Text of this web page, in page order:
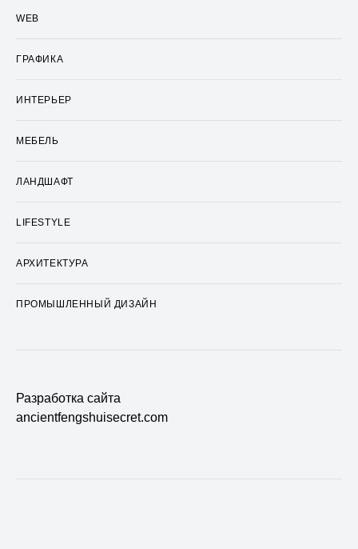
WEB
ГРАФИКА
ИНТЕРЬЕР
МЕБЕЛЬ
ЛАНДШАФТ
LIFESTYLE
АРХИТЕКТУРА
ПРОМЫШЛЕННЫЙ ДИЗАЙН
Разработка сайта
ancientfengshuisecret.com